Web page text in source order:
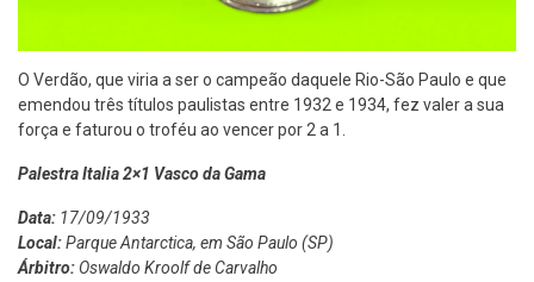
O Verdão, que viria a ser o campeão daquele Rio-São Paulo e que
emendou três títulos paulistas entre 1932 e 1934, fez valer a sua
força e faturou o troféu ao vencer por 2 a 1.
Palestra Italia 2×1 Vasco da Gama
Data: 17/09/1933
Local:Parque Antarctica, em São Paulo (SP)
Árbitro: Oswaldo Kroolf de Carvalho